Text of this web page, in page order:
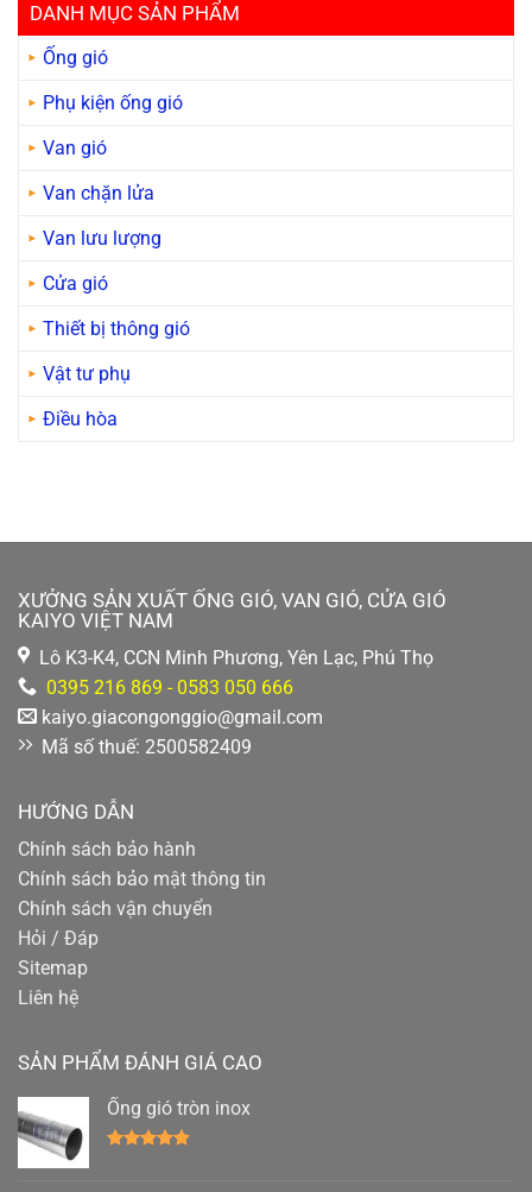
DANH MỤC SẢN PHẨM
Ống gió
Phụ kiện ống gió
Van gió
Van chặn lửa
Van lưu lượng
Cửa gió
Thiết bị thông gió
Vật tư phụ
Điều hòa
XƯỞNG SẢN XUẤT ỐNG GIÓ, VAN GIÓ, CỬA GIÓ
KAIYO VIỆT NAM
Lô K3-K4, CCN Minh Phương, Yên Lạc, Phú Thọ
0395 216 869 - 0583 050 666
kaiyo.giacongonggio@gmail.com
Mã số thuế: 2500582409
HƯỚNG DẪN
Chính sách bảo hành
Chính sách bảo mật thông tin
Chính sách vận chuyển
Hỏi / Đáp
Sitemap
Liên hệ
SẢN PHẨM ĐÁNH GIÁ CAO
Ống gió tròn inox